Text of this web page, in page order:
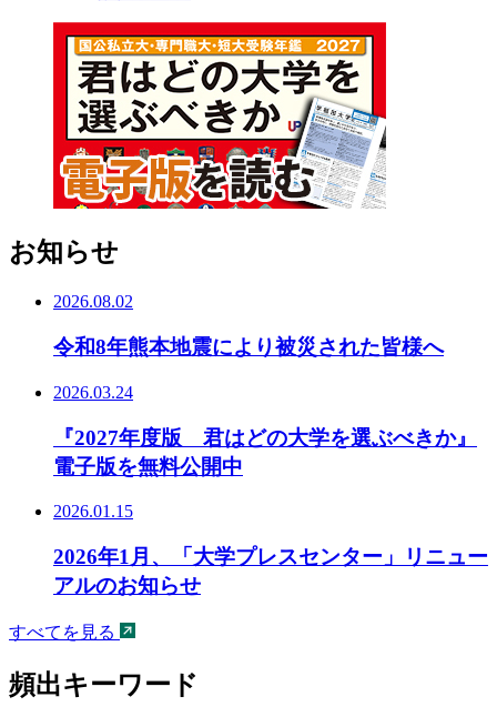
お知らせ
2026.08.02
令和8年熊本地震により被災された皆様へ
2026.03.24
『2027年度版 君はどの大学を選ぶべきか』
電子版を無料公開中
2026.01.15
2026年1月、「大学プレスセンター」リニュー
アルのお知らせ
すべてを見る
頻出キーワード